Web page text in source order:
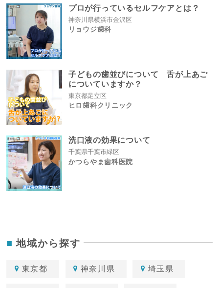
プロが行っているセルフケアとは？
神奈川県横浜市金沢区
リョウジ歯科
子どもの歯並びについて 舌が上あご
についていますか？
東京都足立区
ヒロ歯科クリニック
洗口液の効果について
千葉県千葉市緑区
かつらやま歯科医院
地域から探す
東京都 神奈川県 埼玉県